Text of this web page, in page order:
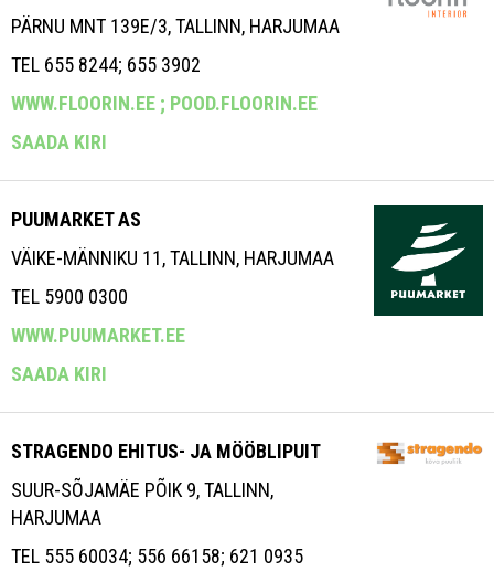
PÄRNU MNT 139E/3, TALLINN, HARJUMAA
TEL 655 8244; 655 3902
WWW.FLOORIN.EE ; POOD.FLOORIN.EE
SAADA KIRI
PUUMARKET AS
VÄIKE-MÄNNIKU 11, TALLINN, HARJUMAA
TEL 5900 0300
WWW.PUUMARKET.EE
SAADA KIRI
STRAGENDO EHITUS- JA MÖÖBLIPUIT
SUUR-SÕJAMÄE PÕIK 9, TALLINN,
HARJUMAA
TEL 555 60034; 556 66158; 621 0935